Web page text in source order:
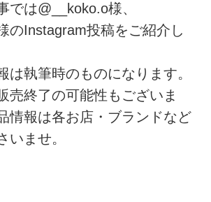
は@__koko.o様、
のInstagram投稿をご紹介し
執筆時のものになります。
売終了の可能性もございま
情報は各お店・ブランドなど
いませ。